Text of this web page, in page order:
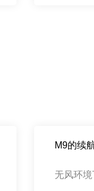
M9的续
无风环境